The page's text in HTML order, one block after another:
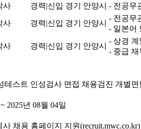
사 경력|신입 경기 안양시 - 전공무
사 경력|신입 경기 안양시
- 전공무
- 일본어
사 경력|신입 경기 안양시
- ​상경
- 중급
테스트 인성검사 면접 채용검진 개별면
2025년 08월 04일
사 채용 홈페이지 지원